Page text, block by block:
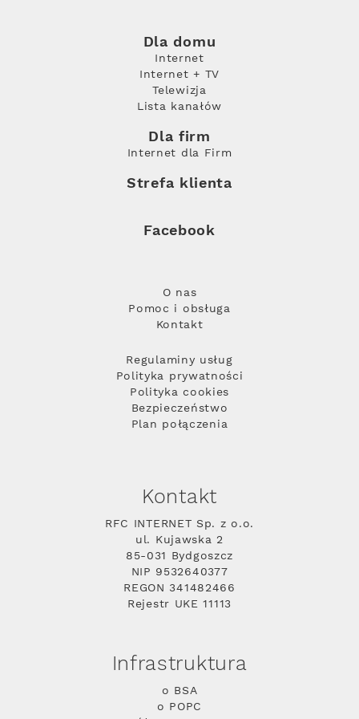
Dla domu
Internet
Internet + TV
Telewizja
Lista kanałów
Dla firm
Internet dla Firm
Strefa klienta
Facebook
O nas
Pomoc i obsługa
Kontakt
Regulaminy usług
Polityka prywatności
Polityka cookies
Bezpieczeństwo
Plan połączenia
Kontakt
RFC INTERNET Sp. z o.o.
ul. Kujawska 2
85-031 Bydgoszcz
NIP 9532640377
REGON 341482466
Rejestr UKE 11113
Infrastruktura
o BSA
o POPC